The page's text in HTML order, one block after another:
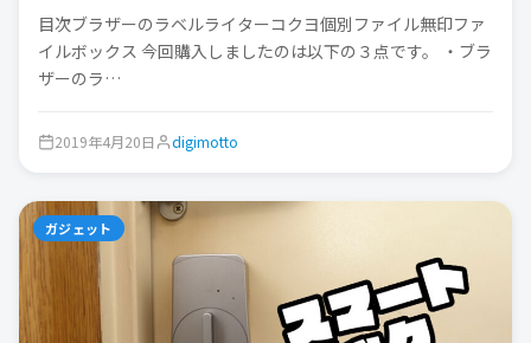
目次ブラザーのラベルライターコクヨ個別ファイル無印ファ
イルボックス 今回購入しましたのは以下の３点です。 ・ブラ
ザーのラ…
2019年4月20日 digimotto
ガジェット